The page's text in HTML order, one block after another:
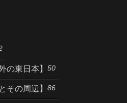
の東日本】 50
その周辺】 86